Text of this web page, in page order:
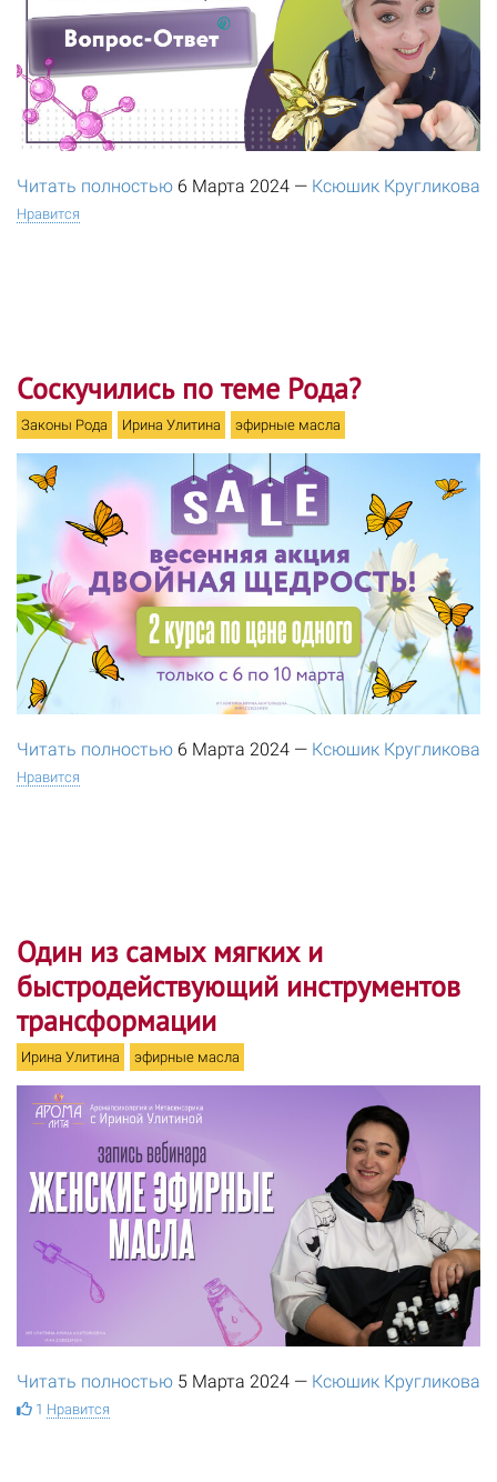
Читать полностью 6 Марта 2024 — Ксюшик Кругликова
Нравится
Соскучились по теме Рода?
Законы Рода Ирина Улитина эфирные масла
Читать полностью 6 Марта 2024 — Ксюшик Кругликова
Нравится
Один из самых мягких и
быстродействующий инструментов
трансформации
Ирина Улитина эфирные масла
Читать полностью 5 Марта 2024 — Ксюшик Кругликова
1 Нравится